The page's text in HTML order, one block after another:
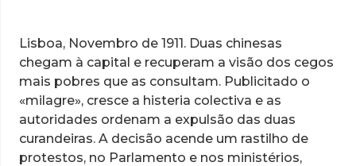
Lisboa, Novembro de 1911. Duas chinesas
chegam à capital e recuperam a visão dos cegos
mais pobres que as consultam. Publicitado o
«milagre», cresce a histeria colectiva e as
autoridades ordenam a expulsão das duas
curandeiras. A decisão acende um rastilho de
protestos, no Parlamento e nos ministérios,